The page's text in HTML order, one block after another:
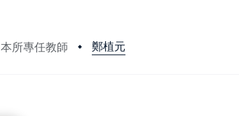
本所專任教師 鄭植元